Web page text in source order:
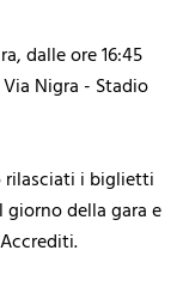
dalle ore 16:45
Nigra - Stadio
rilasciati i biglietti
giorno della gara e